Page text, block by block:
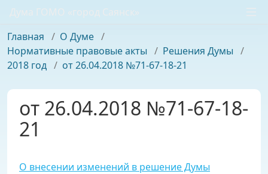
Дума ГОМО «город Саянск»
Главная / О Думе /
Нормативные правовые акты / Решения Думы /
2018 год / от 26.04.2018 №71-67-18-21
от 26.04.2018 №71-67-18-
21
О внесении изменений в решение Думы